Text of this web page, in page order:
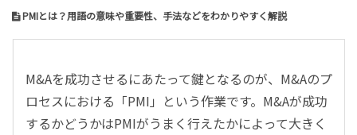
PMIとは？用語の意味や重要性、手法などをわかりやすく解説
M&Aを成功させるにあたって鍵となるのが、M&Aのプ
ロセスにおける「PMI」という作業です。M&Aが成功
するかどうかはPMIがうまく行えたかによって大きく